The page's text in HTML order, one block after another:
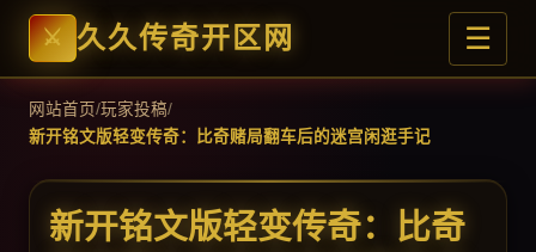
久久传奇开区网 ☰
网站首页/玩家投稿/
新开铭文版轻变传奇：比奇赌局翻车后的迷宫闲逛手记
新开铭文版轻变传奇：比奇